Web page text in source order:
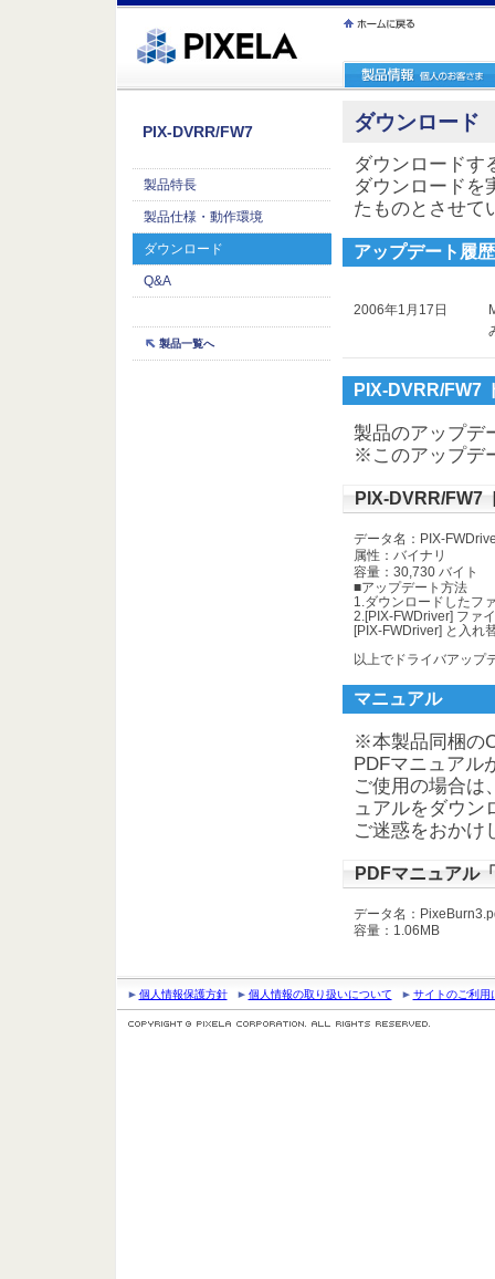
繝ｳ繧ｯ縺ｧ縺吶�
PIX-DVRR/FW7
製品特長
製品仕様・動作環境
ダウンロード
Q&A
製品一覧へ
ダウンロード
ダウンロードす
ダウンロードを
たものとさせて
アップデート履
2006年1月17日
PIX-DVRR/FW7
製品のアップデ
※このアップデ
PIX-DVRR/FW7
データ名：PIX-
属性：バイナリ
容量：30,730 バイト
■アップデート方法
1.ダウンロードしたフ
2.[PIX-FWDriver] ファ
[PIX-FWDriver] と入れ
以上でドライバアップ
マニュアル
※本製品同梱の
PDFマニュアル
ご使用の場合は
ュアルをダウン
ご迷惑をおかけ
PDFマニュアル
データ名：
容量：1.06MB
個人情報保護方針 個人情報の取り扱いについて サイトのご利用